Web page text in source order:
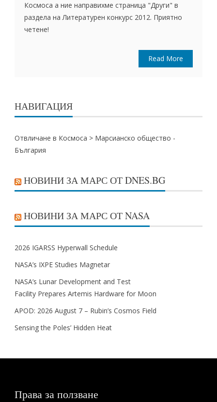
Космоса а ние направихме страница "Други" в
раздела на Литературен конкурс 2012. Приятно
четене!
Read More
НАВИГАЦИЯ
Отвличане в Космоса > Марсианско общество -
България
НОВИНИ ЗА МАРС ОТ DNES.BG
НОВИНИ ЗА МАРС ОТ NASA
2026 IGARSS Hyperwall Schedule
NASA’s IXPE Studies Magnetar
NASA’s Lunar Development and Test
Facility Prepares Artemis Hardware for Moon
APOD: 2026 August 7 – Rubin’s Cosmos Field
Sensing the Poles’ Hidden Heat
Права за ползване